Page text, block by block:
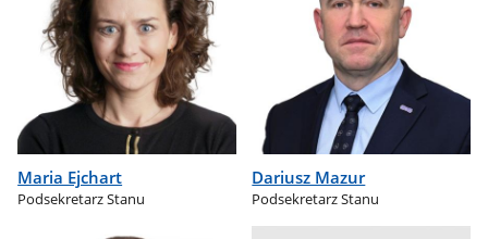
Maria Ejchart
Podsekretarz Stanu
Dariusz Mazur
Podsekretarz Stanu